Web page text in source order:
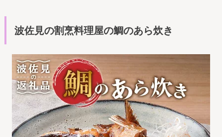
波佐見の割烹料理屋の鯛のあら炊き